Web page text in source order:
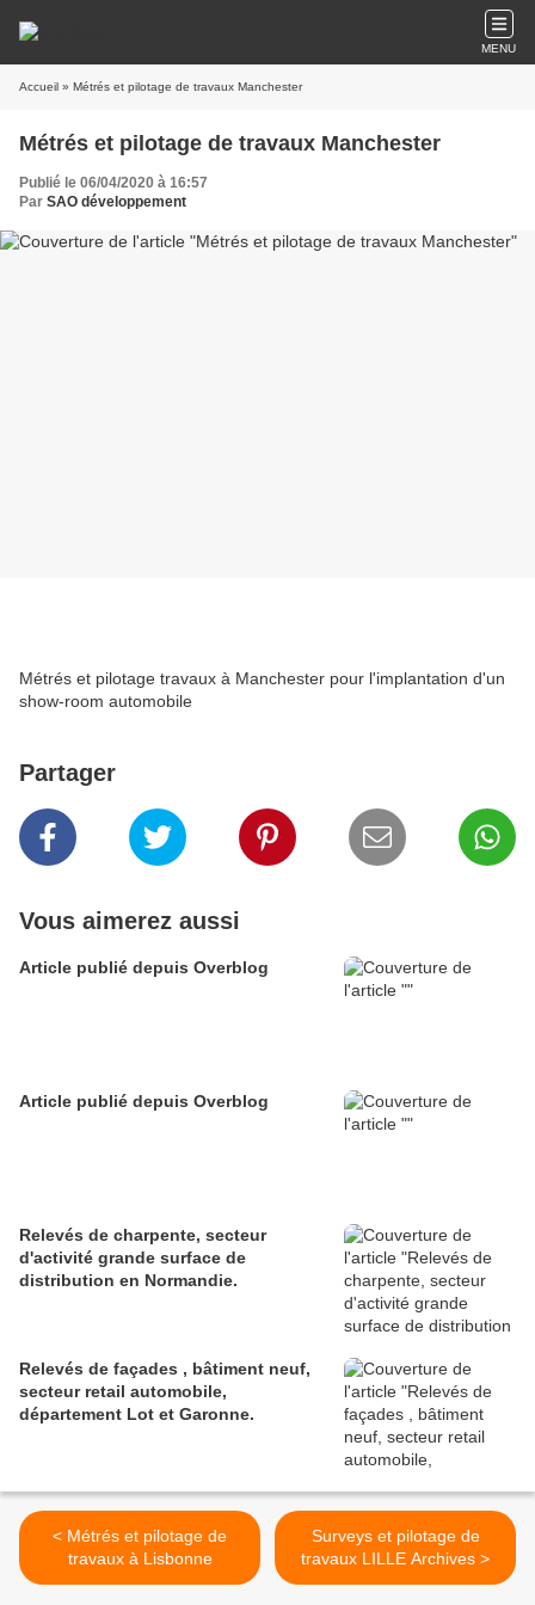
MENU
Accueil » Métrés et pilotage de travaux Manchester
Métrés et pilotage de travaux Manchester
Publié le 06/04/2020 à 16:57
Par SAO développement
Métrés et pilotage travaux à Manchester pour l'implantation d'un
show-room automobile
Partager
Vous aimerez aussi
Article publié depuis Overblog
Article publié depuis Overblog
Relevés de charpente, secteur
d'activité grande surface de
distribution en Normandie.
Relevés de façades , bâtiment neuf,
secteur retail automobile,
département Lot et Garonne.
< Métrés et pilotage de
travaux à Lisbonne
Surveys et pilotage de
travaux LILLE Archives >